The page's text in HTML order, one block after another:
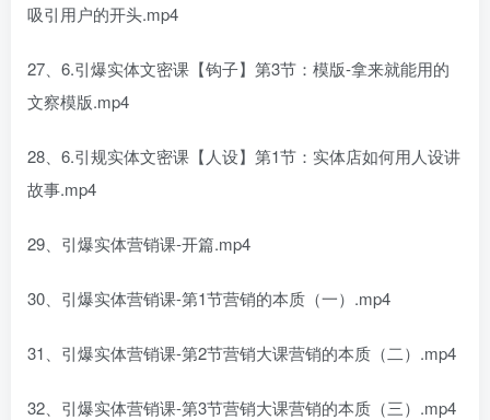
吸引用户的开头.mp4
27、6.引爆实体文密课【钩子】第3节：模版-拿来就能用的
文察模版.mp4
28、6.引规实体文密课【人设】第1节：实体店如何用人设讲
故事.mp4
29、引爆实体营销课-开篇.mp4
30、引爆实体营销课-第1节营销的本质（一）.mp4
31、引爆实体营销课-第2节营销大课营销的本质（二）.mp4
32、引爆实体营销课-第3节营销大课营销的本质（三）.mp4